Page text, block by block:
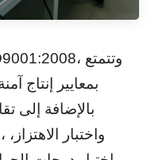
بمعايير إنتاج